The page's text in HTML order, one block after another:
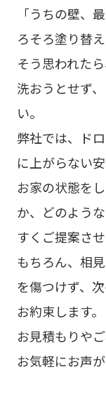
「うちの壁、
ろそろ塗り替
そう思われた
洗おうとせず
い。
弊社では、ド
に上がらない
お家の状態を
か、どのよう
すくご提案さ
もちろん、相
を傷つけず、
お約束します。
お見積もりや
お気軽にお声